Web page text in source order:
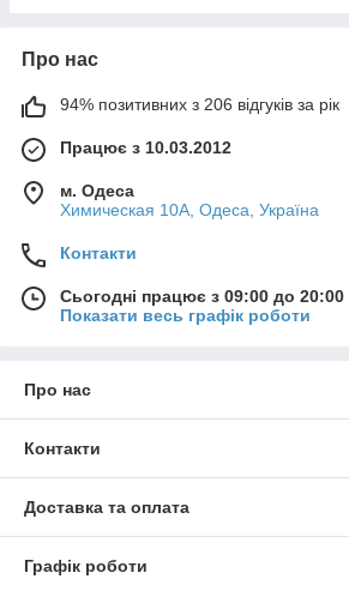
Про нас
94% позитивних з 206 відгуків за рік
Працює з 10.03.2012
м. Одеса
Химическая 10А, Одеса, Україна
Контакти
Сьогодні працює з 09:00 до 20:00
Показати весь графік роботи
Про нас
Контакти
Доставка та оплата
Графік роботи